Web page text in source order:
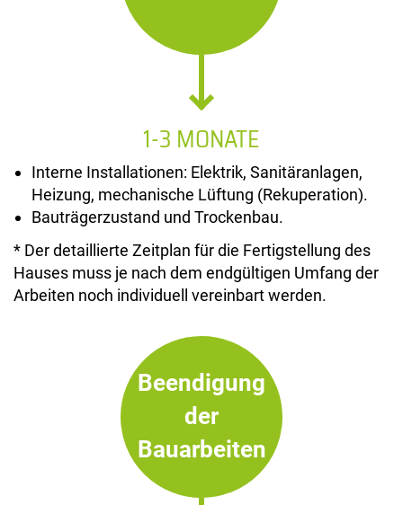
1-3 MONATE
Interne Installationen: Elektrik, Sanitäranlagen,
Heizung, mechanische Lüftung (Rekuperation).
Bauträgerzustand und Trockenbau.
* Der detaillierte Zeitplan für die Fertigstellung des
Hauses muss je nach dem endgültigen Umfang der
Arbeiten noch individuell vereinbart werden.
Beendigung
der
Bauarbeiten